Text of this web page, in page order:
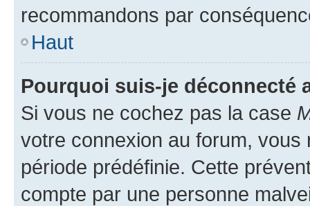
recommandons par
Haut
Pourquoi suis-je déconnecté
Si vous ne cochez pas la case
votre connexion au forum,
période prédéfinie. Cette
compte par une personne